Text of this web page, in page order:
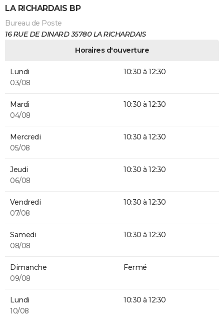
LA RICHARDAIS BP
Bureau de Poste
16 RUE DE DINARD 35780 LA RICHARDAIS
Horaires d'ouverture
Lundi
03/08
10:30 à 12:30
Mardi
04/08
10:30 à 12:30
Mercredi
05/08
10:30 à 12:30
Jeudi
06/08
10:30 à 12:30
Vendredi
07/08
10:30 à 12:30
Samedi
08/08
10:30 à 12:30
Dimanche
09/08
Fermé
Lundi
10/08
10:30 à 12:30